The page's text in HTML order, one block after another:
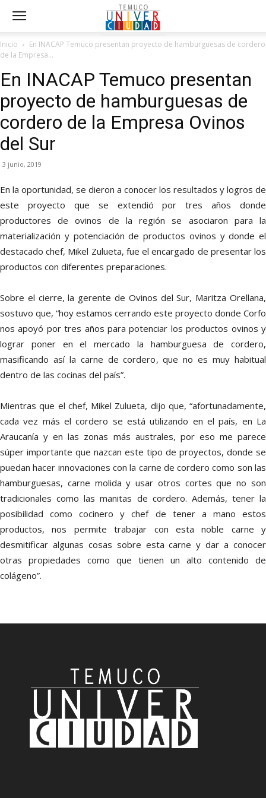
Inicio
En INACAP Temuco presentan proyecto de hamburguesas de cordero
de la Empresa...
En INACAP Temuco presentan
proyecto de hamburguesas de
cordero de la Empresa Ovinos
del Sur
3 junio, 2019
En la oportunidad, se dieron a conocer los resultados y logros de
este proyecto que se extendió por tres años donde
productores de ovinos de la región se asociaron para la
materialización y potenciación de productos ovinos y donde el
destacado chef, Mikel Zulueta, fue el encargado de presentar los
productos con diferentes preparaciones.
Sobre el cierre, la gerente de Ovinos del Sur, Maritza Orellana,
sostuvo que, “hoy estamos cerrando este proyecto donde Corfo
nos apoyó por tres años para potenciar los productos ovinos y
lograr poner en el mercado la hamburguesa de cordero,
masificando así la carne de cordero, que no es muy habitual
dentro de las cocinas del país”.
Mientras que el chef, Mikel Zulueta, dijo que, “afortunadamente,
cada vez más el cordero se está utilizando en el país, en La
Araucanía y en las zonas más australes, por eso me parece
súper importante que nazcan este tipo de proyectos, donde se
puedan hacer innovaciones con la carne de cordero como son las
hamburguesas, carne molida y usar otros cortes que no son
tradicionales como las manitas de cordero. Además, tener la
posibilidad como cocinero y chef de tener a mano estos
productos, nos permite trabajar con esta noble carne y
desmitificar algunas cosas sobre esta carne y dar a conocer
otras propiedades como que tienen un alto contenido de
colágeno”.